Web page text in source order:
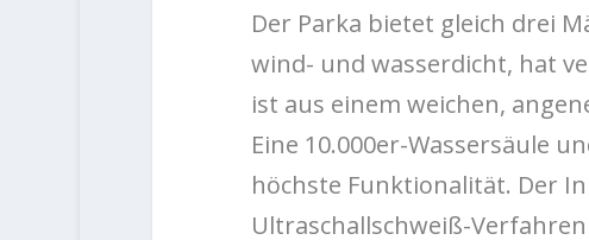
Der Parka bietet gleich drei
wind- und wasserdicht, hat
ist aus einem weichen,
Eine 10.000er-Wassersäule
höchste Funktionalität. Der
Ultraschallschweiß-